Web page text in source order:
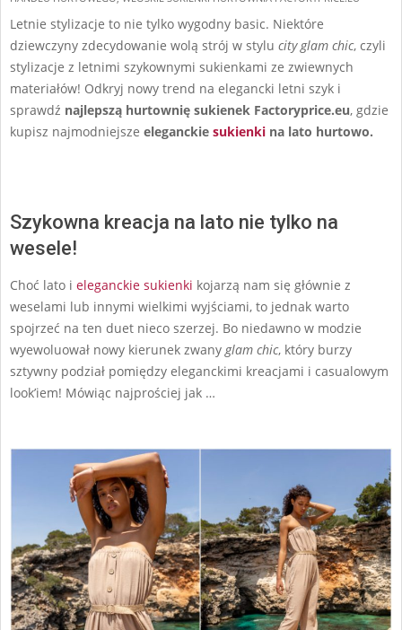
Letnie stylizacje to nie tylko wygodny basic. Niektóre
dziewczyny zdecydowanie wolą strój w stylu city glam chic, czyli
stylizacje z letnimi szykownymi sukienkami ze zwiewnych
materiałów! Odkryj nowy trend na elegancki letni szyk i
sprawdź najlepszą hurtownię sukienek Factoryprice.eu, gdzie
kupisz najmodniejsze eleganckie sukienki na lato hurtowo.
Szykowna kreacja na lato nie tylko na
wesele!
Choć lato i eleganckie sukienki kojarzą nam się głównie z
weselami lub innymi wielkimi wyjściami, to jednak warto
spojrzeć na ten duet nieco szerzej. Bo niedawno w modzie
wyewoluował nowy kierunek zwany glam chic, który burzy
sztywny podział pomiędzy eleganckimi kreacjami i casualowym
look’iem! Mówiąc najprościej jak …